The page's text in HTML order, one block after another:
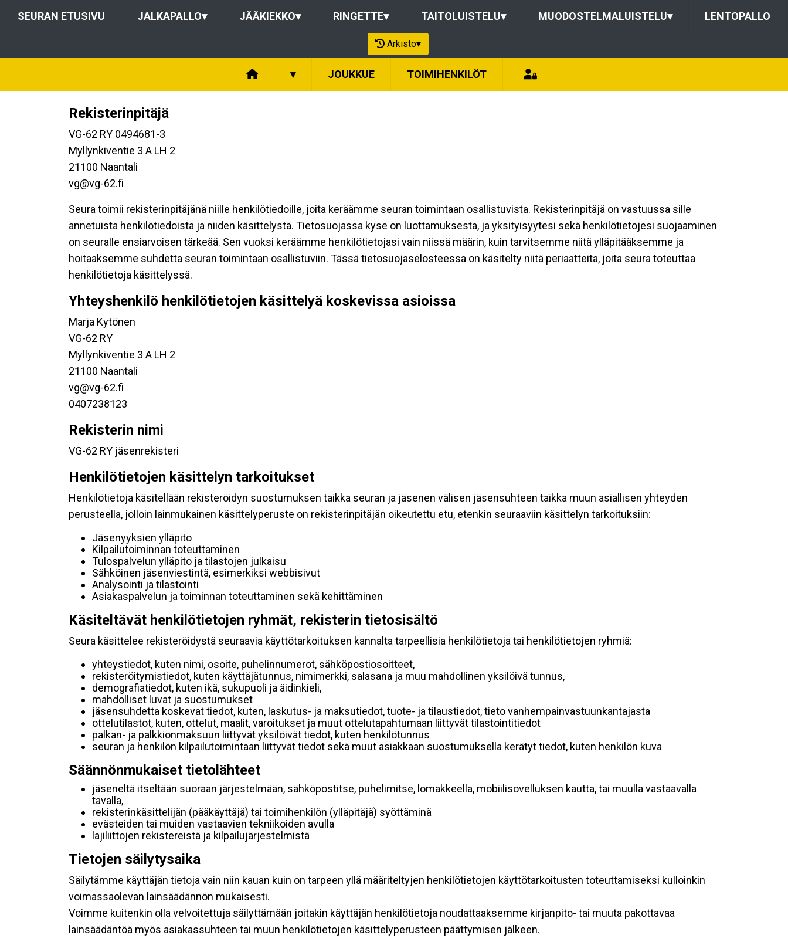
SEURAN ETUSIVU JALKAPALLO▾ JÄÄKIEKKO▾ RINGETTE▾ TAITOLUISTELU▾ MUODOSTELMALUISTELU▾ LENTOPALLO
Arkisto▾
▾ JOUKKUE TOIMIHENKILÖT
Rekisterinpitäjä
VG-62 RY 0494681-3
Myllynkiventie 3 A LH 2
21100 Naantali
vg@vg-62.fi
Seura toimii rekisterinpitäjänä niille henkilötiedoille, joita keräämme seuran toimintaan osallistuvista. Rekisterinpitäjä on vastuussa sille
annetuista henkilötiedoista ja niiden käsittelystä. Tietosuojassa kyse on luottamuksesta, ja yksityisyytesi sekä henkilötietojesi suojaaminen
on seuralle ensiarvoisen tärkeää. Sen vuoksi keräämme henkilötietojasi vain niissä määrin, kuin tarvitsemme niitä ylläpitääksemme ja
hoitaaksemme suhdetta seuran toimintaan osallistuviin. Tässä tietosuojaselosteessa on käsitelty niitä periaatteita, joita seura toteuttaa
henkilötietoja käsittelyssä.
Yhteyshenkilö henkilötietojen käsittelyä koskevissa asioissa
Marja Kytönen
VG-62 RY
Myllynkiventie 3 A LH 2
21100 Naantali
vg@vg-62.fi
0407238123
Rekisterin nimi
VG-62 RY jäsenrekisteri
Henkilötietojen käsittelyn tarkoitukset
Henkilötietoja käsitellään rekisteröidyn suostumuksen taikka seuran ja jäsenen välisen jäsensuhteen taikka muun asiallisen yhteyden
perusteella, jolloin lainmukainen käsittelyperuste on rekisterinpitäjän oikeutettu etu, etenkin seuraaviin käsittelyn tarkoituksiin:
Jäsenyyksien ylläpito
Kilpailutoiminnan toteuttaminen
Tulospalvelun ylläpito ja tilastojen julkaisu
Sähköinen jäsenviestintä, esimerkiksi webbisivut
Analysointi ja tilastointi
Asiakaspalvelun ja toiminnan toteuttaminen sekä kehittäminen
Käsiteltävät henkilötietojen ryhmät, rekisterin tietosisältö
Seura käsittelee rekisteröidystä seuraavia käyttötarkoituksen kannalta tarpeellisia henkilötietoja tai henkilötietojen ryhmiä:
yhteystiedot, kuten nimi, osoite, puhelinnumerot, sähköpostiosoitteet,
rekisteröitymistiedot, kuten käyttäjätunnus, nimimerkki, salasana ja muu mahdollinen yksilöivä tunnus,
demografiatiedot, kuten ikä, sukupuoli ja äidinkieli,
mahdolliset luvat ja suostumukset
jäsensuhdetta koskevat tiedot, kuten, laskutus- ja maksutiedot, tuote- ja tilaustiedot, tieto vanhempainvastuunkantajasta
ottelutilastot, kuten, ottelut, maalit, varoitukset ja muut ottelutapahtumaan liittyvät tilastointitiedot
palkan- ja palkkionmaksuun liittyvät yksilöivät tiedot, kuten henkilötunnus
seuran ja henkilön kilpailutoimintaan liittyvät tiedot sekä muut asiakkaan suostumuksella kerätyt tiedot, kuten henkilön kuva
Säännönmukaiset tietolähteet
jäseneltä itseltään suoraan järjestelmään, sähköpostitse, puhelimitse, lomakkeella, mobiilisovelluksen kautta, tai muulla vastaavalla
tavalla,
rekisterinkäsittelijän (pääkäyttäjä) tai toimihenkilön (ylläpitäjä) syöttäminä
evästeiden tai muiden vastaavien tekniikoiden avulla
lajiliittojen rekistereistä ja kilpailujärjestelmistä
Tietojen säilytysaika
Säilytämme käyttäjän tietoja vain niin kauan kuin on tarpeen yllä määriteltyjen henkilötietojen käyttötarkoitusten toteuttamiseksi kulloinkin
voimassaolevan lainsäädännön mukaisesti.
Voimme kuitenkin olla velvoitettuja säilyttämään joitakin käyttäjän henkilötietoja noudattaaksemme kirjanpito- tai muuta pakottavaa
lainsäädäntöä myös asiakassuhteen tai muun henkilötietojen käsittelyperusteen päättymisen jälkeen.